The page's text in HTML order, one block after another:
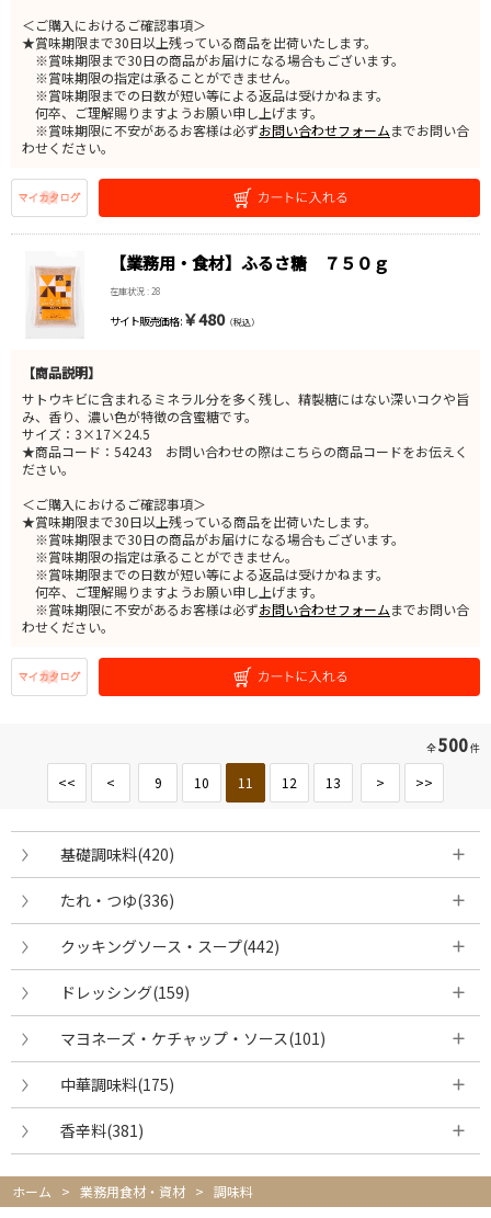
＜ご購入におけるご確認事項＞
★賞味期限まで30日以上残っている商品を出荷いたします。
※賞味期限まで30日の商品がお届けになる場合もございます。
※賞味期限の指定は承ることができません。
※賞味期限までの日数が短い等による返品は受けかねます。
何卒、ご理解賜りますようお願い申し上げます。
※賞味期限に不安があるお客様は必ずお問い合わせフォームまでお問い合
わせください。
【業務用・食材】ふるさ糖 ７５０ｇ
在庫状況 : 28
サイト販売価格 : ￥480（税込）
【商品説明】
サトウキビに含まれるミネラル分を多く残し、精製糖にはない深いコクや旨
み、香り、濃い色が特徴の含蜜糖です。
サイズ：3×17×24.5
★商品コード：54243 お問い合わせの際はこちらの商品コードをお伝えく
ださい。
＜ご購入におけるご確認事項＞
★賞味期限まで30日以上残っている商品を出荷いたします。
※賞味期限まで30日の商品がお届けになる場合もございます。
※賞味期限の指定は承ることができません。
※賞味期限までの日数が短い等による返品は受けかねます。
何卒、ご理解賜りますようお願い申し上げます。
※賞味期限に不安があるお客様は必ずお問い合わせフォームまでお問い合
わせください。
全500件
<< < 9 10 11 12 13 > >>
基礎調味料(420)
たれ・つゆ(336)
クッキングソース・スープ(442)
ドレッシング(159)
マヨネーズ・ケチャップ・ソース(101)
中華調味料(175)
香辛料(381)
ホーム > 業務用食材・資材 > 調味料